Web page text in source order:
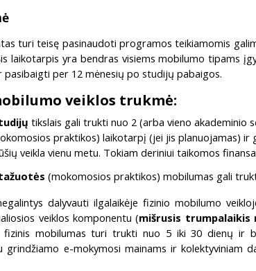
turi teisę pasinaudoti programos teikiamomis
laikotarpis yra bendras visiems mobilumo tipams
per 12 mėnesių po studijų pabaigos.
veiklos trukmė:
tikslais gali trukti nuo 2 (arba vieno akademinio
praktikos) laikotarpį (jei jis planuojamas)
veikla vienu metu. Tokiam deriniui taikomos
(mokomosios praktikos) mobilumas gali
dalyvauti ilgalaikėje fizinio mobilumo
veiklos komponentu (mišrusis trumpalaikis
mobilumas turi trukti nuo 5 iki 30 dienų ir
grindžiamo e-mokymosi mainams ir